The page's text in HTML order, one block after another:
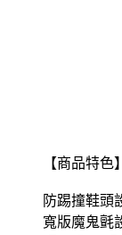
【商品特色】
防踢撞鞋頭
寬版魔鬼氈